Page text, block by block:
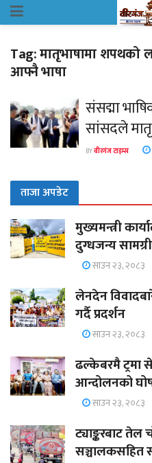
Tag:मातृभाषामा शपथको
आफ्नै भाषा
संसद्मा
सांसदले
BYवीरगंज टाइम्स
ताजा अपडेट
मुख्यमन्त्री
दुग्धजन्य
साउन २३, २०८३
लेनदेन
गर्दै प्रदर्शन
साउन २३, २०८३
ढल्केबरमै ट्रमा
आन्दोलनको
साउन २३, २०८३
ट्याङ्करबाट तेल
सञ्चालकसहित